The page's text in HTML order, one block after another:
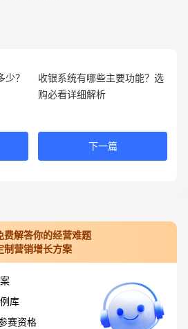
？
收银系统有哪些主要功能？选
购必看详细解析
下一篇
费解答你的经营难题
制营销增长方案
库
赛资格